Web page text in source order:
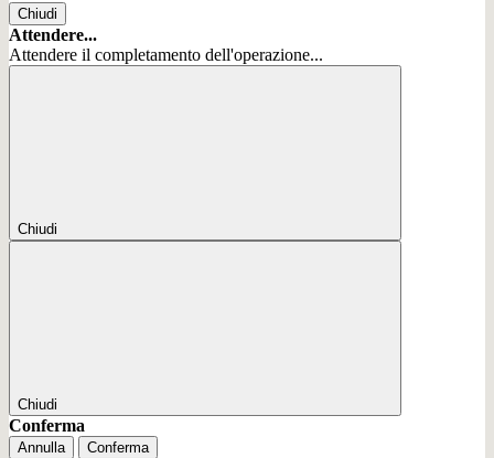
Chiudi
Attendere...
Attendere il completamento dell'operazione...
Chiudi
Chiudi
Conferma
Annulla Conferma